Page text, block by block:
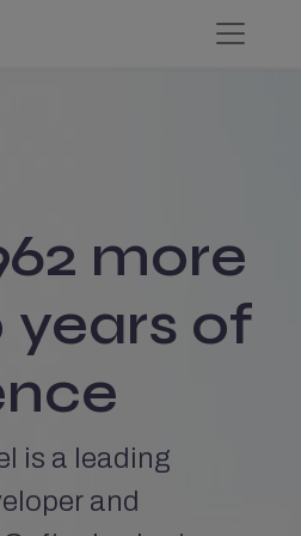
more
years of
is a leading
and